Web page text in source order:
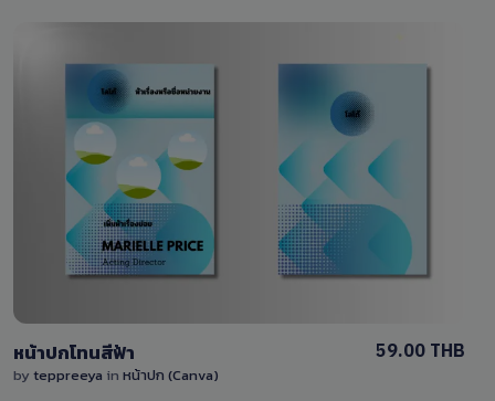
View Details
หน้าปกโทนสีฟ้า
by teppreeya in หน้าปก (Canva)
59.00 THB